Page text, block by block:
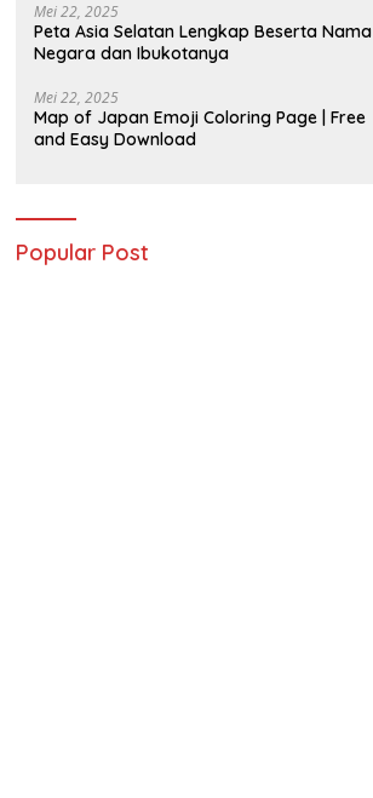
Mei 22, 2025
Peta Asia Selatan Lengkap Beserta Nama
Negara dan Ibukotanya
Mei 22, 2025
Map of Japan Emoji Coloring Page | Free
and Easy Download
Popular Post